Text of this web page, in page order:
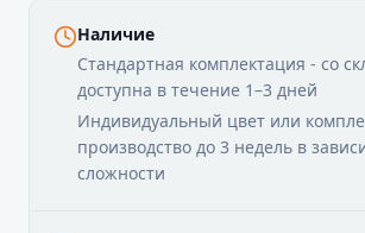
Наличие
Стандартная комплектация - со
доступна в течение 1–3 дней
Индивидуальный цвет или
производство до 3 недель в
сложности